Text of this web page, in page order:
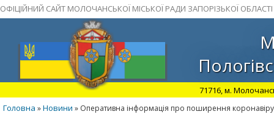
ОФІЦІЙНИЙ САЙТ МОЛОЧАНСЬКОЇ МІСЬКОЇ РАДИ ЗАПОРІЗЬКОЇ ОБЛАСТІ
71716, м.
Головна »Новини » Оперативна інформація про поширення